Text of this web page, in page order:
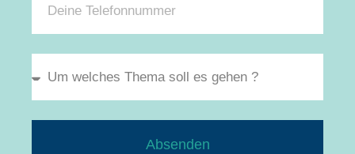
Absenden